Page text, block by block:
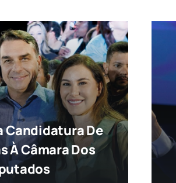
Candidatura De
À Câmara Dos